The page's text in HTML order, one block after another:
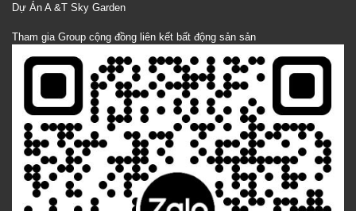
Dự Án A &T Sky Garden
Tham gia Group cộng đồng liên kết bất động sản sản